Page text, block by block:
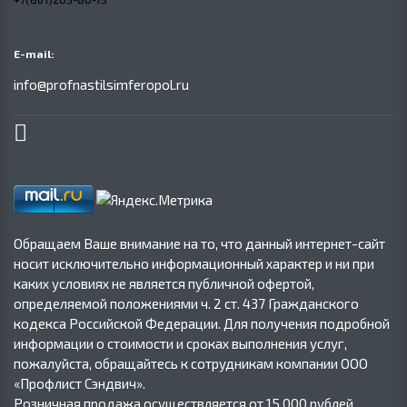
E-mail:
info@profnastilsimferopol.ru
Обращаем Ваше внимание на то, что данный интернет-сайт
носит исключительно информационный характер и ни при
каких условиях не является публичной офертой,
определяемой положениями ч. 2 ст. 437 Гражданского
кодекса Российской Федерации. Для получения подробной
информации о стоимости и сроках выполнения услуг,
пожалуйста, обращайтесь к сотрудникам компании ООО
«Профлист Сэндвич».
Розничная продажа осуществляется от 15 000 рублей.